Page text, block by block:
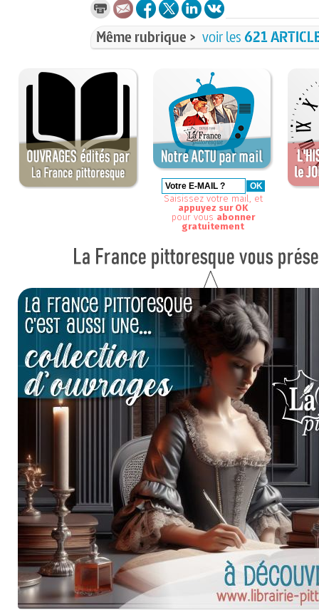
Même rubrique > voir les621
Saisissez votre mail, et
appuyez sur OK
pour vous abonner
gratuitement